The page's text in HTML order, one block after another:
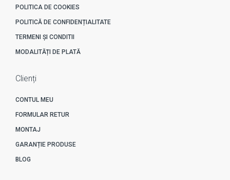
POLITICA DE COOKIES
POLITICĂ DE CONFIDENȚIALITATE
TERMENI ȘI CONDITII
MODALITĂȚI DE PLATĂ
Clienți
CONTUL MEU
FORMULAR RETUR
MONTAJ
GARANȚIE PRODUSE
BLOG